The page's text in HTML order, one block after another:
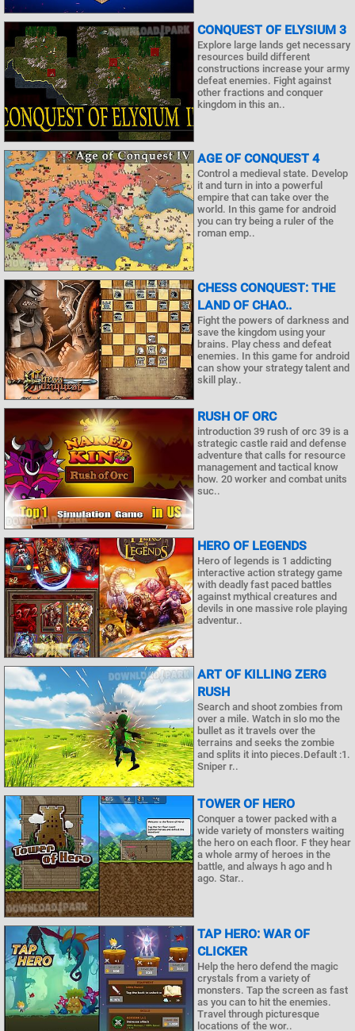
CONQUEST OF ELYSIUM 3
Explore large lands get necessary
resources build different
constructions increase your army
defeat enemies. Fight against
other fractions and conquer
kingdom in this an..
AGE OF CONQUEST 4
Control a medieval state. Develop
it and turn in into a powerful
empire that can take over the
world. In this game for android
you can try being a ruler of the
roman emp..
CHESS CONQUEST: THE
LAND OF CHAO..
Fight the powers of darkness and
save the kingdom using your
brains. Play chess and defeat
enemies. In this game for android
can show your strategy talent and
skill play..
RUSH OF ORC
introduction 39 rush of orc 39 is a
strategic castle raid and defense
adventure that calls for resource
management and tactical know
how. 20 worker and combat units
suc..
HERO OF LEGENDS
Hero of legends is 1 addicting
interactive action strategy game
with deadly fast paced battles
against mythical creatures and
devils in one massive role playing
adventur..
ART OF KILLING ZERG
RUSH
Search and shoot zombies from
over a mile. Watch in slo mo the
bullet as it travels over the
terrains and seeks the zombie
and splits it into pieces.Default :1.
Sniper r..
TOWER OF HERO
Conquer a tower packed with a
wide variety of monsters waiting
the hero on each floor. F they hear
a whole army of heroes in the
battle, and always h ago and h
ago. Star..
TAP HERO: WAR OF
CLICKER
Help the hero defend the magic
crystals from a variety of
monsters. Tap the screen as fast
as you can to hit the enemies.
Travel through picturesque
locations of the wor..